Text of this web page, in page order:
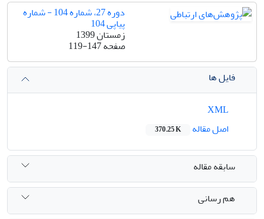
دوره 27، شماره 104 - شماره
پیاپی 104
زمستان 1399
صفحه119-147
فایل ها
اصل مقاله
370.25 K
سابقه مقاله
هم رسانی